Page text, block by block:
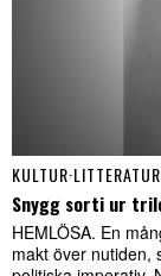
KULTUR·LITTERATUR
Snygg sorti ur
HEMLÖSA. En
makt över nutiden,